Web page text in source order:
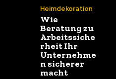
Heimdekoration
Wie
Beratung zu
Arbeitssiche
rheit Ihr
Unternehme
n sicherer
macht